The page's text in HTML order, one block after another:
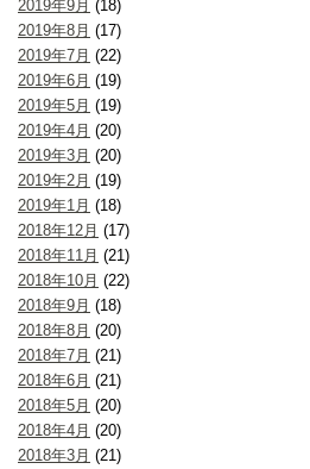
2019年9月 (18)
2019年8月 (17)
2019年7月 (22)
2019年6月 (19)
2019年5月 (19)
2019年4月 (20)
2019年3月 (20)
2019年2月 (19)
2019年1月 (18)
2018年12月 (17)
2018年11月 (21)
2018年10月 (22)
2018年9月 (18)
2018年8月 (20)
2018年7月 (21)
2018年6月 (21)
2018年5月 (20)
2018年4月 (20)
2018年3月 (21)